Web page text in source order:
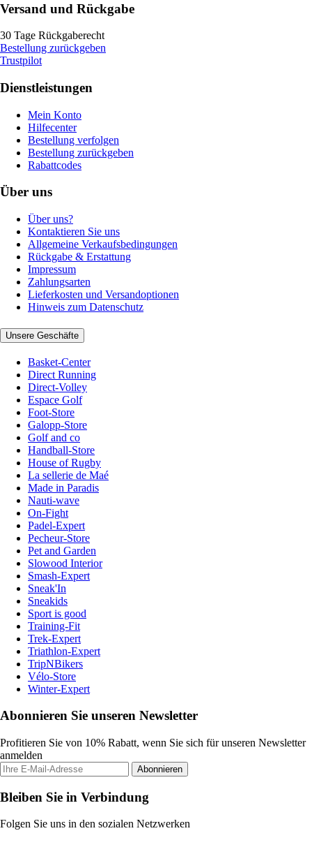
Versand und Rückgabe
30 Tage Rückgaberecht
Bestellung zurückgeben
Trustpilot
Dienstleistungen
Mein Konto
Hilfecenter
Bestellung verfolgen
Bestellung zurückgeben
Rabattcodes
Über uns
Über uns?
Kontaktieren Sie uns
Allgemeine Verkaufsbedingungen
Rückgabe & Erstattung
Impressum
Zahlungsarten
Lieferkosten und Versandoptionen
Hinweis zum Datenschutz
Unsere Geschäfte
Basket-Center
Direct Running
Direct-Volley
Espace Golf
Foot-Store
Galopp-Store
Golf and co
Handball-Store
House of Rugby
La sellerie de Maé
Made in Paradis
Nauti-wave
On-Fight
Padel-Expert
Pecheur-Store
Pet and Garden
Slowood Interior
Smash-Expert
Sneak'In
Sneakids
Sport is good
Training-Fit
Trek-Expert
Triathlon-Expert
TripNBikers
Vélo-Store
Winter-Expert
Abonnieren Sie unseren Newsletter
Profitieren Sie von 10% Rabatt, wenn Sie sich für unseren Newsletter
anmelden
Abonnieren
Bleiben Sie in Verbindung
Folgen Sie uns in den sozialen Netzwerken